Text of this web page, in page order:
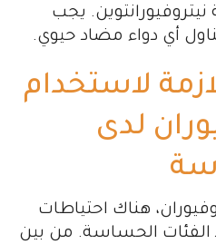
يجب
أي دواء مضاد حيوي.
لاستخدام
لدى
هناك احتياطات
الفئات الحساسة. من بين